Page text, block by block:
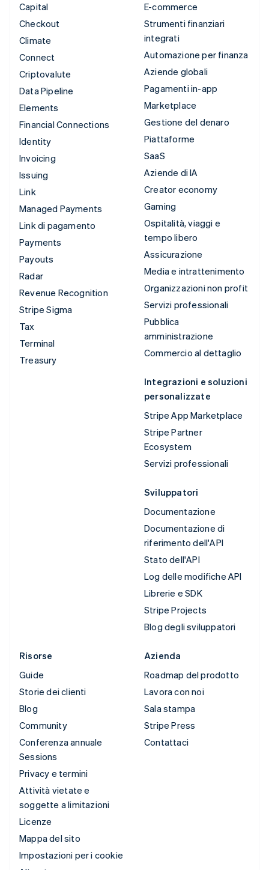
Capital
Checkout
Climate
Connect
Criptovalute
Data Pipeline
Elements
Financial Connections
Identity
Invoicing
Issuing
Link
Managed Payments
Link di pagamento
Payments
Payouts
Radar
Revenue Recognition
Stripe Sigma
Tax
Terminal
Treasury
E-commerce
Strumenti finanziari
integrati
Automazione per finanza
Aziende globali
Pagamenti in-app
Marketplace
Gestione del denaro
Piattaforme
SaaS
Aziende di IA
Creator economy
Gaming
Ospitalità, viaggi e
tempo libero
Assicurazione
Media e intrattenimento
Organizzazioni non profit
Servizi professionali
Pubblica
amministrazione
Commercio al dettaglio
Integrazioni e soluzioni
personalizzate
Stripe App Marketplace
Stripe Partner
Ecosystem
Servizi professionali
Sviluppatori
Documentazione
Documentazione di
riferimento dell'API
Stato dell'API
Log delle modifiche API
Librerie e SDK
Stripe Projects
Blog degli sviluppatori
Risorse
Guide
Storie dei clienti
Blog
Community
Conferenza annuale
Sessions
Privacy e termini
Attività vietate e
soggette a limitazioni
Licenze
Mappa del sito
Impostazioni per i cookie
Azienda
Roadmap del prodotto
Lavora con noi
Sala stampa
Stripe Press
Contattaci